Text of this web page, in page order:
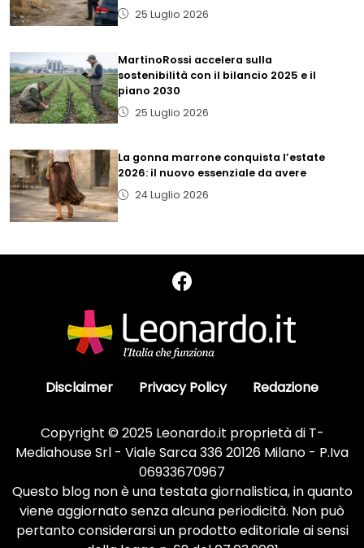
25 Luglio 2026
MartinoRossi accelera sulla
sostenibilità con il bilancio 2025 e il
piano 2030
25 Luglio 2026
La gonna marrone conquista l’estate
2026: il nuovo essenziale da avere
24 Luglio 2026
Disclaimer Privacy Policy Redazione
Copyright © 2025 Leonardo.it proprietà di T-
Mediahouse Srl - Viale Sarca 336 20126 Milano - P.Iva
06933670967
Questo blog non è una testata giornalistica, in quanto
viene aggiornato senza alcuna periodicità. Non può
pertanto considerarsi un prodotto editoriale ai sensi